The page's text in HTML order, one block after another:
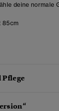
deine normale
85cm
Pflege